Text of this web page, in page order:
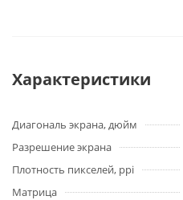
Характеристики
Диагональ экрана, дюйм
Разрешение экрана
Плотность пикселей, ppi
Матрица